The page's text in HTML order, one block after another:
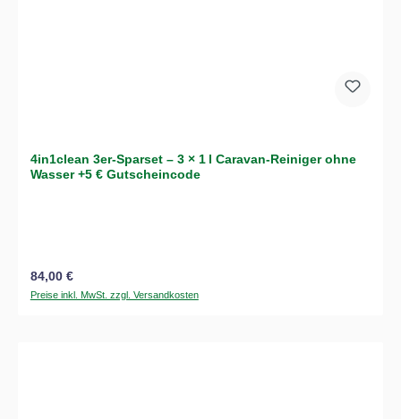
4in1clean 3er-Sparset – 3 × 1 l Caravan-Reiniger ohne
Wasser +5 € Gutscheincode
Regulärer Preis:
84,00 €
Preise inkl. MwSt. zzgl. Versandkosten